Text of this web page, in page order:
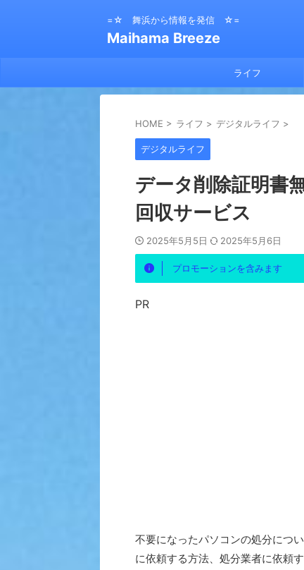
=☆ 舞浜から情報を発信 ☆=
Maihama Breeze
ライフ
HOME > ライフ > デジタルライフ >
デジタルライフ
データ削除証明書
回収サービス
2025年5月5日 2025年5月6日
プロモーションを含みます
PR
不要になったパソコンの処分につ
に依頼する方法、処分業者に依頼